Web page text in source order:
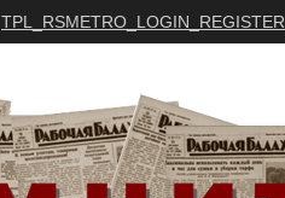
TPL_RSMETRO_LOGIN_REGISTER